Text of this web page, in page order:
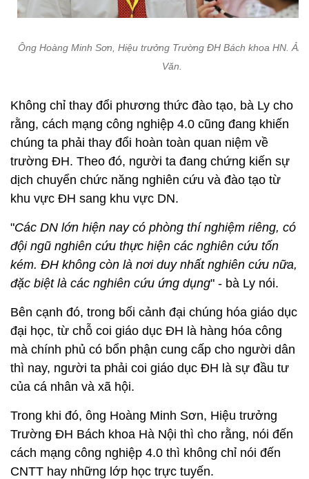
Ông Hoàng Minh Sơn, Hiệu trưởng Trường ĐH Bách khoa HN.
Văn.
Không chỉ thay đổi phương thức đào tạo, bà Ly cho
rằng, cách mạng công nghiệp 4.0 cũng đang khiến
chúng ta phải thay đổi hoàn toàn quan niệm về
trường ĐH. Theo đó, người ta đang chứng kiến sự
dịch chuyển chức năng nghiên cứu và đào tạo từ
khu vực ĐH sang khu vực DN.
"Các DN lớn hiện nay có phòng thí nghiệm riêng, có
đội ngũ nghiên cứu thực hiện các nghiên cứu tốn
kém. ĐH không còn là nơi duy nhất nghiên cứu nữa,
đặc biệt là các nghiên cứu ứng dụng" - bà Ly nói.
Bên cạnh đó, trong bối cảnh đại chúng hóa giáo dục
đại học, từ chỗ coi giáo dục ĐH là hàng hóa công
mà chính phủ có bổn phận cung cấp cho người dân
thì nay, người ta phải coi giáo dục ĐH là sự đầu tư
của cá nhân và xã hội.
Trong khi đó, ông Hoàng Minh Sơn, Hiệu trưởng
Trường ĐH Bách khoa Hà Nội thì cho rằng, nói đến
cách mạng công nghiệp 4.0 thì không chỉ nói đến
CNTT hay những lớp học trực tuyến.